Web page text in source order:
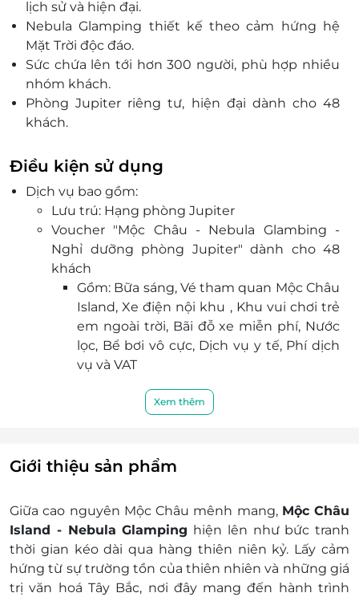
lịch sử và hiện đại.
Nebula Glamping thiết kế theo cảm hứng hệ
Mặt Trời độc đáo.
Sức chứa lên tới hơn 300 người, phù hợp nhiều
nhóm khách.
Phòng Jupiter riêng tư, hiện đại dành cho 48
khách.
và cảm nhận trọn vẹn cảm xúc.
Đặt ngay voucher ưu đãi tại LifeLink để tận
hưởng kỳ nghỉ theo cách tinh tế nhất.
Điều kiện sử dụng
Dịch vụ bao gồm:
Lưu trú: Hạng phòng Jupiter
Voucher "Mộc Châu - Nebula Glambing -
Nghỉ dưỡng phòng Jupiter" dành cho 48
khách
Gồm: Bữa sáng, Vé tham quan Mộc Châu
Island, Xe điện nội khu , Khu vui chơi trẻ
em ngoài trời, Bãi đỗ xe miễn phí, Nước
lọc, Bể bơi vô cực, Dịch vụ y tế, Phí dịch
vụ và VAT
các trang thiết bị hiện đại.
đêm
Phụ thu trẻ em:
Trẻ em ≥ 4 đến 11 tuổi:
Phụ phí: 150.000VNĐ/trẻ/đêm (Không kê
giường phụ)
Phụ phí: 200.000VNĐ/trẻ/đêm (Có kê
thêm giường phụ)
Xem thêm
Giới thiệu sản phẩm
Giữa cao nguyên Mộc Châu mênh mang, Mộc Châu
Island - Nebula Glamping hiện lên như bức tranh
thời gian kéo dài qua hàng thiên niên kỷ. Lấy cảm
hứng từ sự trường tồn của thiên nhiên và những giá
trị văn hoá Tây Bắc, nơi đây mang đến hành trình